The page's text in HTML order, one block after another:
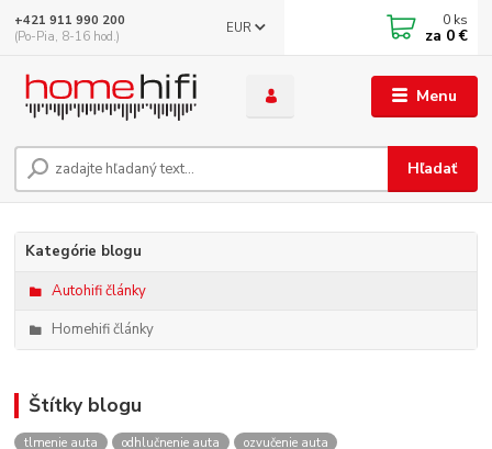
Menu
EUR
Hľadať
+421 911 990 200
(Po-Pia, 8-16 hod.)
0 ks
za 0 €
Kategórie blogu
Autohifi články
Homehifi články
Štítky blogu
tlmenie auta odhlučnenie auta ozvučenie auta